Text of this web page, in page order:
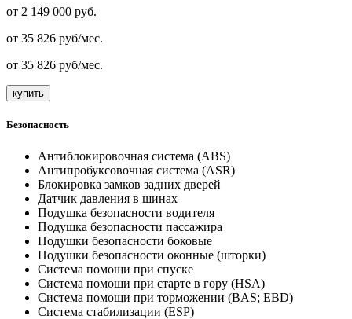
от 2 149 000 руб.
от 35 826 руб/мес.
от 35 826 руб/мес.
купить
Безопасность
Антиблокировочная система (ABS)
Антипробуксовочная система (ASR)
Блокировка замков задних дверей
Датчик давления в шинах
Подушка безопасности водителя
Подушка безопасности пассажира
Подушки безопасности боковые
Подушки безопасности оконные (шторки)
Система помощи при спуске
Система помощи при старте в гору (HSA)
Система помощи при торможении (BAS; EBD)
Система стабилизации (ESP)